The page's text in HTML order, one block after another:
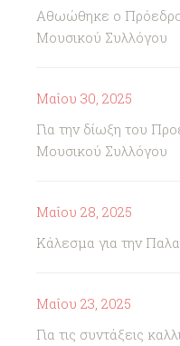
Αθωώθηκε ο
Μουσικού Συλλόγου
Μαΐου 30, 2025
Για την δίωξη του
Μουσικού Συλλόγου
Μαΐου 28, 2025
Κάλεσμα για την
Μαΐου 23, 2025
Για τις συντάξεις